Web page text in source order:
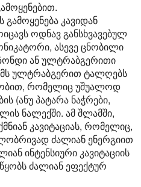
კავიდან
ოდნავ განსხვავებულ
ასევე ცნობილი
ან ულტრაბგერითი
ულტრაბგერით ტალღებს
რომელიც უშუალოდ
(ანუ პატარა ნაჭრები,
ნალექში. ამ შლამში,
კავიტაციას, რომელიც,
ძალიან ენერგიით
ინტენსიური კავიტაციის
ძალიან ეფექტურ